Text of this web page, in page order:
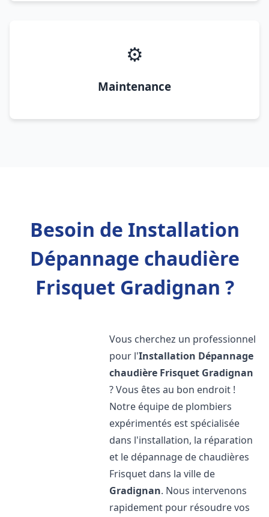
⚙️
Maintenance
Besoin de Installation
Dépannage chaudière
Frisquet Gradignan ?
Vous cherchez un professionnel
pour l'Installation Dépannage
chaudière Frisquet Gradignan
? Vous êtes au bon endroit !
Notre équipe de plombiers
expérimentés est spécialisée
dans l'installation, la réparation
et le dépannage de chaudières
Frisquet dans la ville de
Gradignan. Nous intervenons
rapidement pour résoudre vos